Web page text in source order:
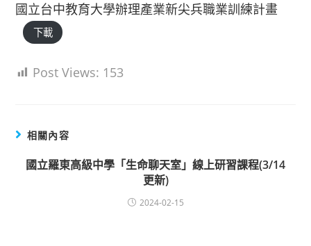
國立台中教育大學辦理產業新尖兵職業訓練計畫
下載
Post Views: 153
相關內容
國立羅東高級中學「生命聊天室」線上研習課程(3/14
更新)
2024-02-15